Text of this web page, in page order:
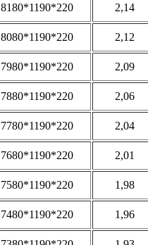
8180*1190*220 2,14
8080*1190*220 2,12
7980*1190*220 2,09
7880*1190*220 2,06
7780*1190*220 2,04
7680*1190*220 2,01
7580*1190*220 1,98
7480*1190*220 1,96